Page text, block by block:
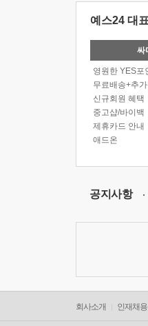
예스24 대
싸
영원한 YES포
무료배송+추
신규회원 혜택
중고샵/바이백
제휴카드 안내
애드온
공지사항
회사소개 인재채용